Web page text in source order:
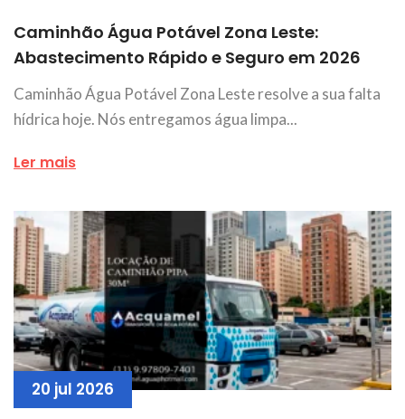
Caminhão Água Potável Zona Leste:
Abastecimento Rápido e Seguro em 2026
Caminhão Água Potável Zona Leste resolve a sua falta
hídrica hoje. Nós entregamos água limpa...
Ler mais
20 jul 2026